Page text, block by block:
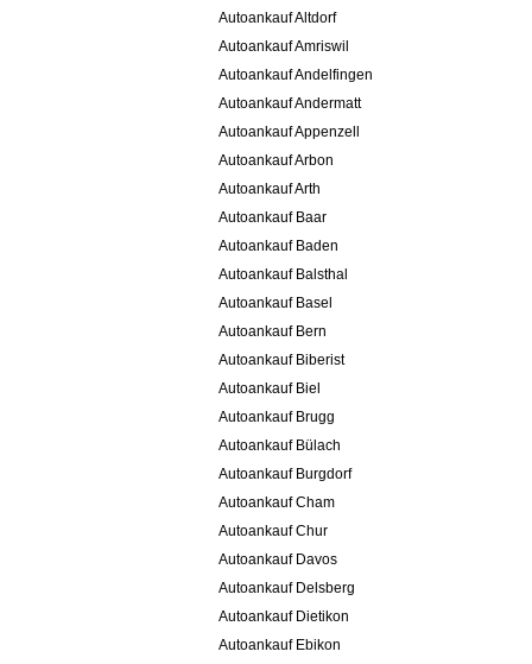
Autoankauf Altdorf
Autoankauf Amriswil
Autoankauf Andelfingen
Autoankauf Andermatt
Autoankauf Appenzell
Autoankauf Arbon
Autoankauf Arth
Autoankauf Baar
Autoankauf Baden
Autoankauf Balsthal
Autoankauf Basel
Autoankauf Bern
Autoankauf Biberist
Autoankauf Biel
Autoankauf Brugg
Autoankauf Bülach
Autoankauf Burgdorf
Autoankauf Cham
Autoankauf Chur
Autoankauf Davos
Autoankauf Delsberg
Autoankauf Dietikon
Autoankauf Ebikon